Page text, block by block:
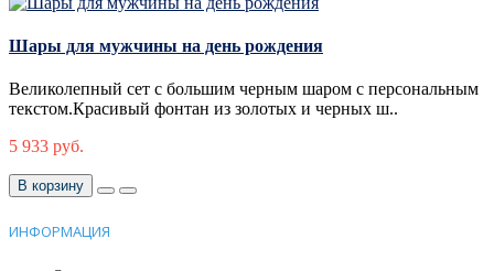
Шары для мужчины на день рождения
Великолепный сет с большим черным шаром с персональным
текстом.Красивый фонтан из золотых и черных ш..
5 933 руб.
В корзину
ИНФОРМАЦИЯ